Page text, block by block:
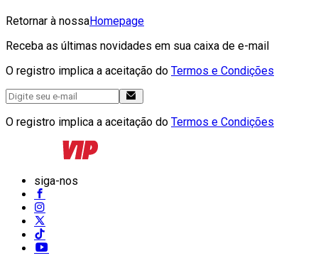
Retornar à nossaHomepage
Receba as últimas novidades em sua caixa de e-mail
O registro implica a aceitação do Termos e Condições
O registro implica a aceitação do Termos e Condições
siga-nos